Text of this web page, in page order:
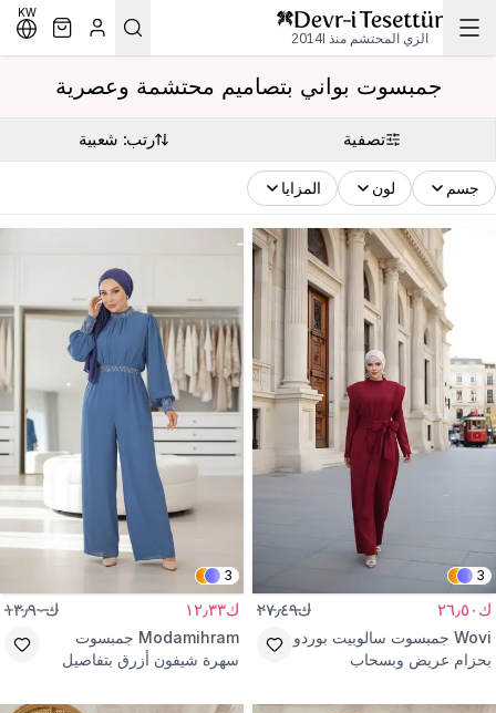
الزي المحتشم منذ 2014l
KW
جمبسوت بواني بتصاميم محتشمة وعصرية
تصفية رتب: شعبية
جسم لون المزايا
3
ك٢٦٫٥٠ ك٢٧٫٤٩
Wovi جمبسوت سالوبيت بوردو
بحزام عريض وبسحاب
3
ك١٢٫٣٣ ك١٣٫٩٠
Modamihram جمبسوت
سهرة شيفون أزرق بتفاصيل